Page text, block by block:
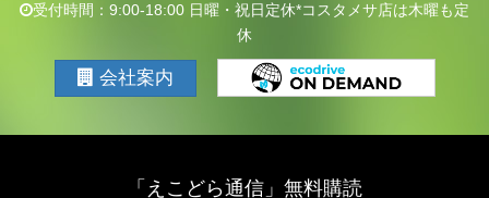
受付時間：9:00-18:00 日曜・祝日定休*コスタメサ店は木曜も定
休
会社案内
「えこどら通信」無料購読